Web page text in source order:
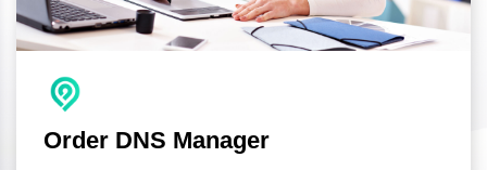
Order DNS Manager